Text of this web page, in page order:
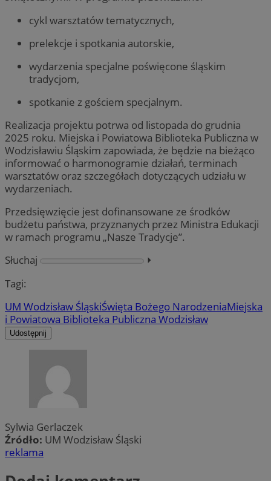
cykl warsztatów tematycznych,
prelekcje i spotkania autorskie,
wydarzenia specjalne poświęcone śląskim
tradycjom,
spotkanie z gościem specjalnym.
Realizacja projektu potrwa od listopada do grudnia
2025 roku. Miejska i Powiatowa Biblioteka Publiczna w
Wodzisławiu Śląskim zapowiada, że będzie na bieżąco
informować o harmonogramie działań, terminach
warsztatów oraz szczegółach dotyczących udziału w
wydarzeniach.
Przedsięwzięcie jest dofinansowane ze środków
budżetu państwa, przyznanych przez Ministra Edukacji
w ramach programu „Nasze Tradycje”.
Słuchaj
⏵︎
Tagi:
UM Wodzisław ŚląskiŚwięta Bożego NarodzeniaMiejska
i Powiatowa Biblioteka Publiczna Wodzisław
Udostępnij
Sylwia Gerlaczek
Źródło: UM Wodzisław Śląski
reklama